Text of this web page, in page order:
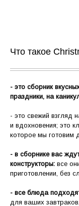
Что такое
- это сборник
праздники, на
- это свежий взгляд
и вдохновения; это
которое мы готовим
- в сборнике вас
конструкторы: все
приготовлении, без
- все блюда
для ваших